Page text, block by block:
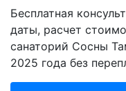
Бесплатная
даты, расчет
санаторий Сосны
2025 года без